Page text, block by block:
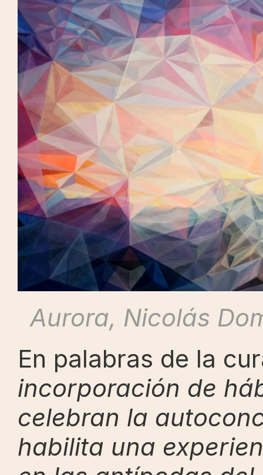
Aurora, Nicolás
En palabras de la
incorporación de
celebran la
habilita una